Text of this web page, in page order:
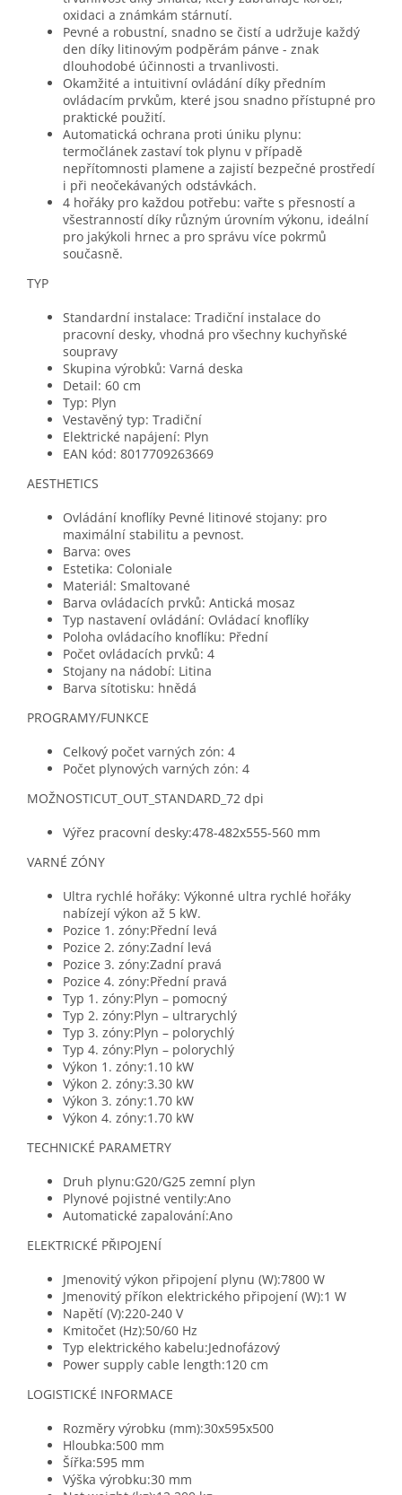
oxidaci a známkám stárnutí.
Pevné a robustní, snadno se čistí a udržuje každý
den díky litinovým podpěrám pánve - znak
dlouhodobé účinnosti a trvanlivosti.
Okamžité a intuitivní ovládání díky předním
ovládacím prvkům, které jsou snadno přístupné pro
praktické použití.
Automatická ochrana proti úniku plynu:
termočlánek zastaví tok plynu v případě
nepřítomnosti plamene a zajistí bezpečné prostředí
i při neočekávaných odstávkách.
4 hořáky pro každou potřebu: vařte s přesností a
všestranností díky různým úrovním výkonu, ideální
pro jakýkoli hrnec a pro správu více pokrmů
současně.
​TYP
Standardní instalace: Tradiční instalace do
pracovní desky, vhodná pro všechny kuchyňské
soupravy
Skupina výrobků: Varná deska
Detail: 60 cm
Typ: Plyn
Vestavěný typ: Tradiční
Elektrické napájení: Plyn
EAN kód: 8017709263669
AESTHETICS
Ovládání knoflíky Pevné litinové stojany: pro
maximální stabilitu a pevnost.
Barva: oves
Estetika: Coloniale
Materiál: Smaltované
Barva ovládacích prvků: Antická mosaz
Typ nastavení ovládání: Ovládací knoflíky
Poloha ovládacího knoflíku: Přední
Počet ovládacích prvků: 4
Stojany na nádobí: Litina
Barva sítotisku: hnědá
PROGRAMY/FUNKCE
Celkový počet varných zón: 4
Počet plynových varných zón: 4
MOŽNOSTICUT_OUT_STANDARD_72 dpi
Výřez pracovní desky:478-482x555-560 mm
VARNÉ ZÓNY
Ultra rychlé hořáky: Výkonné ultra rychlé hořáky
nabízejí výkon až 5 kW.
Pozice 1. zóny:Přední levá
Pozice 2. zóny:Zadní levá
Pozice 3. zóny:Zadní pravá
Pozice 4. zóny:Přední pravá
Typ 1. zóny:Plyn – pomocný
Typ 2. zóny:Plyn – ultrarychlý
Typ 3. zóny:Plyn – polorychlý
Typ 4. zóny:Plyn – polorychlý
Výkon 1. zóny:1.10 kW
Výkon 2. zóny:3.30 kW
Výkon 3. zóny:1.70 kW
Výkon 4. zóny:1.70 kW
TECHNICKÉ PARAMETRY
Druh plynu:G20/G25 zemní plyn
Plynové pojistné ventily:Ano
Automatické zapalování:Ano
ELEKTRICKÉ PŘIPOJENÍ
Jmenovitý výkon připojení plynu (W):7800 W
Jmenovitý příkon elektrického připojení (W):1 W
Napětí (V):220-240 V
Kmitočet (Hz):50/60 Hz
Typ elektrického kabelu:Jednofázový
Power supply cable length:120 cm
LOGISTICKÉ INFORMACE
Rozměry výrobku (mm):30x595x500
Hloubka:500 mm
Šířka:595 mm
Výška výrobku:30 mm